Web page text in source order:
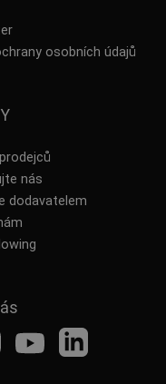
osobních údajů
nás
dodavatelem